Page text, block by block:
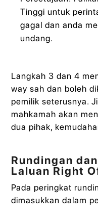
Tinggi untuk
gagal dan anda
undang.
Langkah 3 dan 4
way sah dan boleh
pemilik seterusnya.
mahkamah akan
dua pihak,
Rundingan
Laluan Right
Pada peringkat
dimasukkan dalam